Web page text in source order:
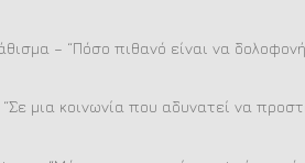
– “Πόσο πιθανό είναι να
μια κοινωνία που αδυνατεί να